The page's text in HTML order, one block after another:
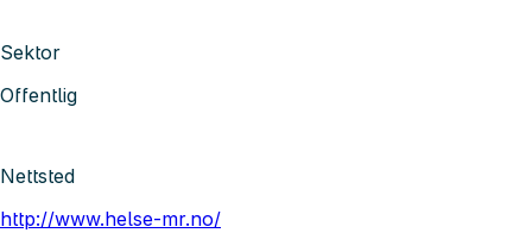
Sektor
Offentlig
Nettsted
http://www.helse-mr.no/